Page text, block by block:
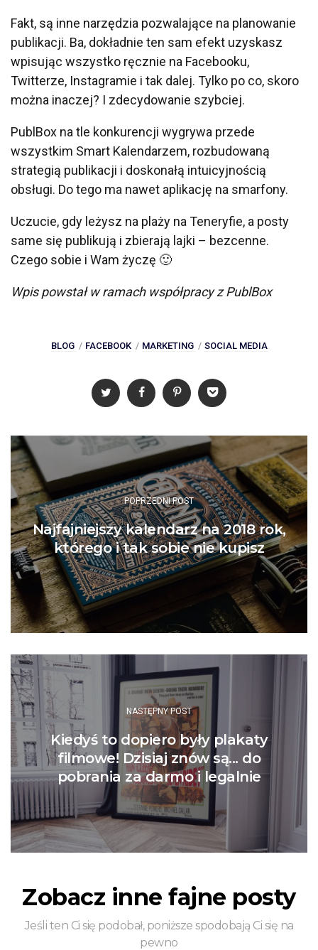
Fakt, są inne narzędzia pozwalające na planowanie
publikacji. Ba, dokładnie ten sam efekt uzyskasz
wpisując wszystko ręcznie na Facebooku,
Twitterze, Instagramie i tak dalej. Tylko po co, skoro
można inaczej? I zdecydowanie szybciej.
PublBox na tle konkurencji wygrywa przede
wszystkim Smart Kalendarzem, rozbudowaną
strategią publikacji i doskonałą intuicyjnością
obsługi. Do tego ma nawet aplikację na smarfony.
Uczucie, gdy leżysz na plaży na Teneryfie, a posty
same się publikują i zbierają lajki – bezcenne.
Czego sobie i Wam życzę 🙂
Wpis powstał w ramach współpracy z PublBox
BLOG FACEBOOK MARKETING SOCIAL MEDIA
Post
navigation
POPRZEDNI POST
Najfajniejszy kalendarz na 2018 rok,
którego i tak sobie nie kupisz
NASTĘPNY POST
Kiedyś to dopiero były plakaty
filmowe! Dzisiaj znów są... do
pobrania za darmo i legalnie
Zobacz inne fajne posty
Jeśli ten Ci się podobał, poniższe spodobają Ci się na
pewno